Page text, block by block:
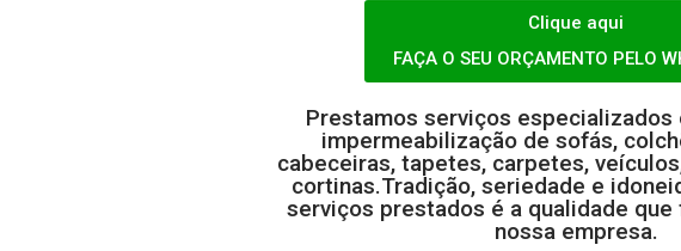
Clique aqui
FAÇA O SEU ORÇAMENTO PELO
Prestamos serviços especializados
impermeabilização de sofás,
cabeceiras, tapetes, carpetes,
cortinas.Tradição, seriedade e
serviços prestados é a qualidade
nossa empresa.